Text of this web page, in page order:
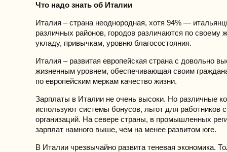
Что надо знать об Италии
Италия – страна неоднородная, хотя 94% —
различных районов, городов различаются по своему
укладу, привычкам, уровню благосостояния.
Италия – развитая европейская страна с довольно
жизненным уровнем, обеспечивающая своим
по европейским меркам качество жизни.
Зарплаты в Италии не очень высоки. Но различные
используют системы бонусов, льгот для работников
организаций. На севере страны, в промышленных
зарплат намного выше, чем на менее развитом юге.
В Италии чрезвычайно развита теневая экономика.